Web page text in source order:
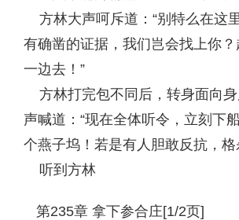
方林大声呵斥道：“别特么在这
有确凿的证据，我们岂会找上你？
一边去！”
方林打完包不同后，转身面向
声喊道：“现在全体听令，立刻下
个燕子坞！若是有人胆敢反抗，格
听到方林
第235章 拿下参合庄[1/2页]